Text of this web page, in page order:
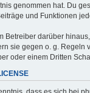
genommen hat. Du
und Funktionen
Betreiber darüber
sie gegen o. g. Regeln
oder einem Dritten